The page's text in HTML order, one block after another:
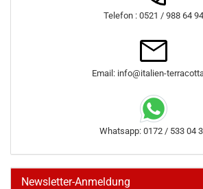
Telefon : 0521 / 988 64 94
Email: info@italien-
Whatsapp: 0172 / 533 04
Newsletter-Anmeldung